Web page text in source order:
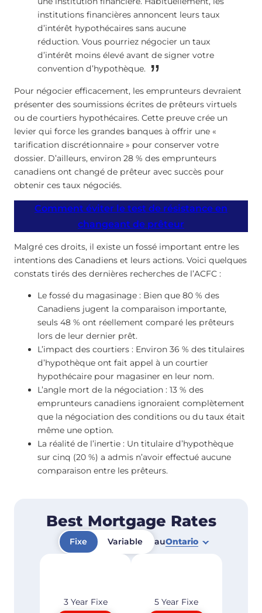
institutions financières annoncent leurs taux
d’intérêt hypothécaires sans aucune
réduction. Vous pourriez négocier un taux
d’intérêt moins élevé avant de signer votre
convention d’hypothèque.
Pour négocier efficacement, les emprunteurs devraient
présenter des soumissions écrites de prêteurs virtuels
ou de courtiers hypothécaires. Cette preuve crée un
levier qui force les grandes banques à offrir une «
tarification discrétionnaire » pour conserver votre
dossier. D’ailleurs, environ 28 % des emprunteurs
canadiens ont changé de prêteur avec succès pour
obtenir ces taux négociés.
Comment éviter le test de résistance en
changeant de prêteur
Malgré ces droits, il existe un fossé important entre les
intentions des Canadiens et leurs actions. Voici quelques
constats tirés des dernières recherches de l’ACFC :
Le fossé du magasinage : Bien que 80 % des
Canadiens jugent la comparaison importante,
seuls 48 % ont réellement comparé les prêteurs
lors de leur dernier prêt.
L’impact des courtiers : Environ 36 % des titulaires
d’hypothèque ont fait appel à un courtier
hypothécaire pour magasiner en leur nom.
L’angle mort de la négociation : 13 % des
emprunteurs canadiens ignoraient complètement
que la négociation des conditions ou du taux était
même une option.
La réalité de l’inertie : Un titulaire d’hypothèque
sur cinq (20 %) a admis n’avoir effectué aucune
comparaison entre les prêteurs.
Best Mortgage Rates
Fixe Variable auOntario
3 Year Fixe 5 Year Fixe